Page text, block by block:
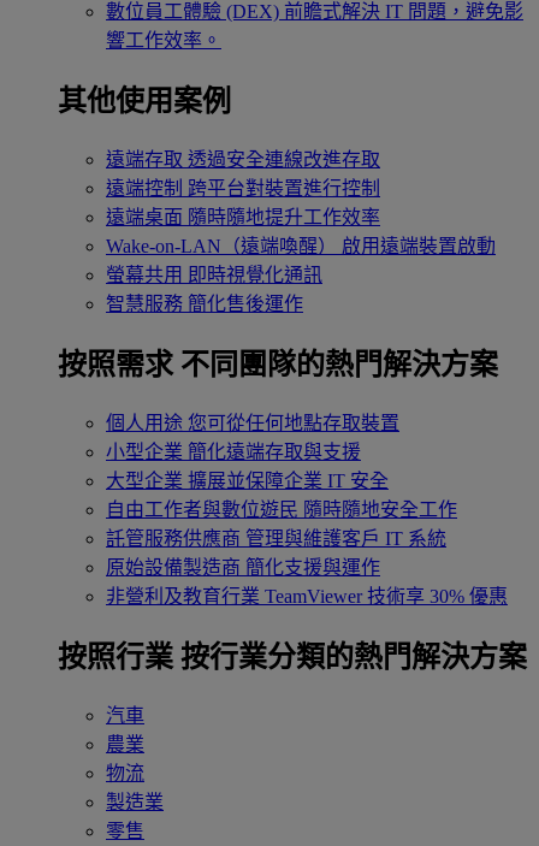
數位員工體驗 (DEX) 前瞻式解決 IT 問題，避免影
響工作效率。
其他使用案例
遠端存取 透過安全連線改進存取
遠端控制 跨平台對裝置進行控制
遠端桌面 隨時隨地提升工作效率
Wake-on-LAN（遠端喚醒）
啟用遠端裝置啟動
螢幕共用 即時視覺化通訊
智慧服務 簡化售後運作
按照需求 不同團隊的熱門解決方案
個人用途 您可從任何地點存取裝置
小型企業 簡化遠端存取與支援
大型企業 擴展並保障企業 IT 安全
自由工作者與數位遊民 隨時隨地安全工作
託管服務供應商 管理與維護客戶 IT 系統
原始設備製造商 簡化支援與運作
非營利及教育行業 TeamViewer 技術享 30% 優惠
按照行業 按行業分類的熱門解決方案
汽車
農業
物流
製造業
零售